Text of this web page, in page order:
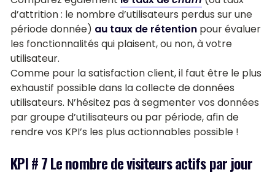
d’attrition : le nombre d’utilisateurs perdus sur une
période donnée) au taux de rétention pour évaluer
les fonctionnalités qui plaisent, ou non, à votre
utilisateur.
Comme pour la satisfaction client, il faut être le plus
exhaustif possible dans la collecte de données
utilisateurs. N’hésitez pas à segmenter vos données
par groupe d’utilisateurs ou par période, afin de
rendre vos KPI’s les plus actionnables possible !
KPI # 7 Le nombre de visiteurs actifs par jour